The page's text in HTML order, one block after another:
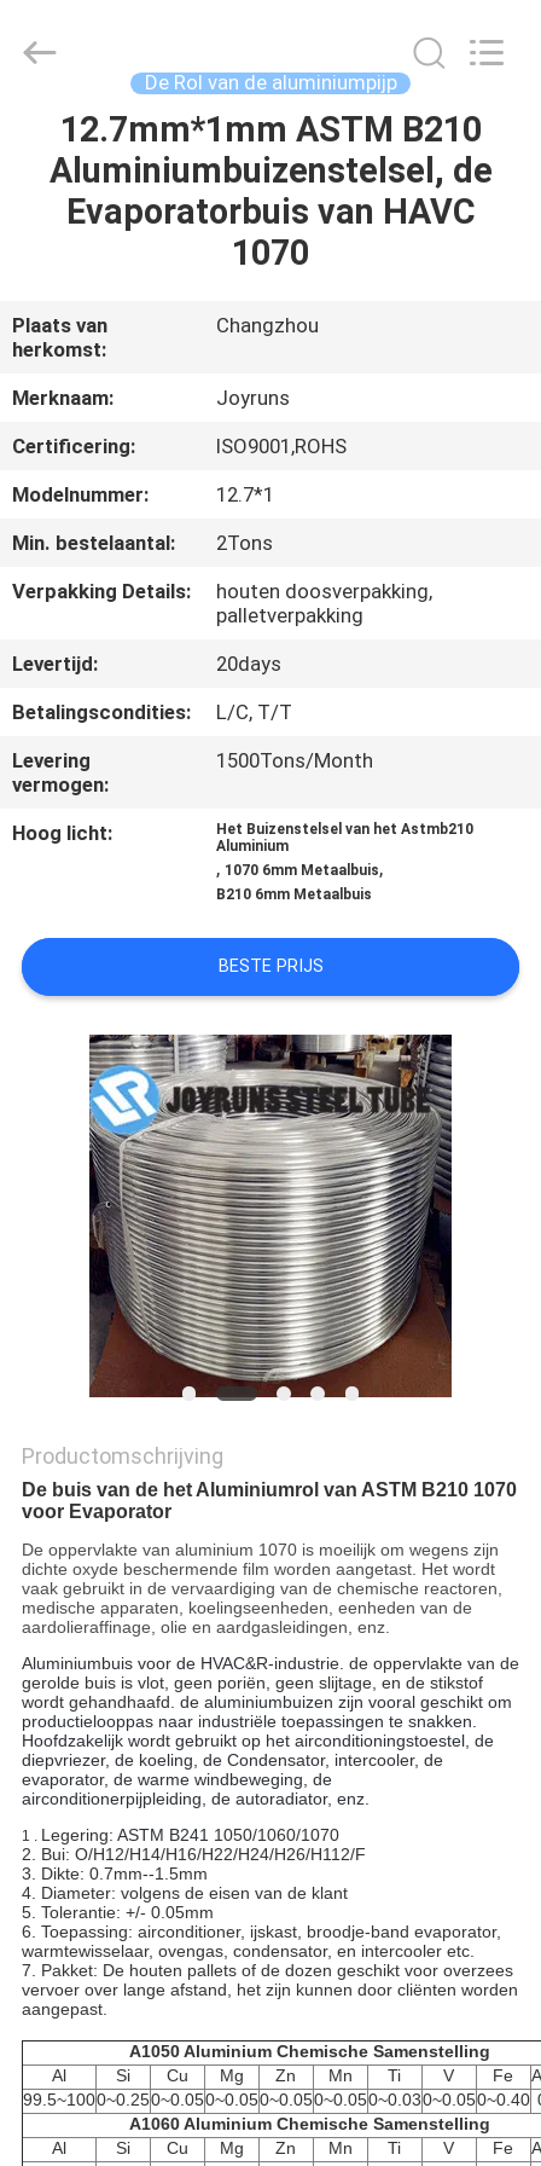
HUIS
PRODUCTEN
DE
V.S.
FABRIEKSREIS
CONTACTEER
VERZOEK
OM
EEN
CITAAT
PRIVACYBELEID
Joyruns
Steel
De Rol van de aluminiumpijp
12.7mm*1mm ASTM B210
Aluminiumbuizenstelsel, de
Evaporatorbuis van HAVC
1070
Plaats van
herkomst:
Changzhou
Merknaam:
Joyruns
Certificering:
ISO9001,ROHS
Modelnummer:
12.7*1
Min. bestelaantal:
2Tons
Verpakking Details:
houten doosverpakking,
palletverpakking
Levertijd:
20days
Betalingscondities:
L/C, T/T
Levering
vermogen:
1500Tons/Month
Hoog licht:
Het Buizenstelsel van het Astmb210
Aluminium
, 1070 6mm Metaalbuis,
B210 6mm Metaalbuis
BESTE PRIJS
Productomschrijving
De buis van de het Aluminiumrol van ASTM B210 1070
voor Evaporator
De oppervlakte van aluminium 1070 is moeilijk om wegens zijn
dichte oxyde beschermende film worden aangetast. Het wordt
vaak gebruikt in de vervaardiging van de chemische reactoren,
medische apparaten, koelingseenheden, eenheden van de
aardolieraffinage, olie en aardgasleidingen, enz.
Aluminiumbuis voor de HVAC&R-industrie. de oppervlakte van de
gerolde buis is vlot, geen poriën, geen slijtage, en de stikstof
wordt gehandhaafd. de aluminiumbuizen zijn vooral geschikt om
productielooppas naar industriële toepassingen te snakken.
Hoofdzakelijk wordt gebruikt op het airconditioningstoestel, de
diepvriezer, de koeling, de Condensator, intercooler, de
evaporator, de warme windbeweging, de
airconditionerpijpleiding, de autoradiator, enz.
1 . Legering: ASTM B241 1050/1060/1070
2. Bui: O/H12/H14/H16/H22/H24/H26/H112/F
3. Dikte: 0.7mm--1.5mm
4. Diameter: volgens de eisen van de klant
5. Tolerantie: +/- 0.05mm
6. Toepassing: airconditioner, ijskast, broodje-band evaporator,
warmtewisselaar, ovengas, condensator, en intercooler etc.
7. Pakket: De houten pallets of de dozen geschikt voor overzees
vervoer over lange afstand, het zijn kunnen door cliënten worden
aangepast.
A1050 Aluminium Chemische Samenstelling
Al
Si Cu Mg Zn Mn Ti V Fe
99.5~1000~0.250~0.050~0.050~0.050~0.050~0.030~0.050~0.40
A1060 Aluminium Chemische Samenstelling
Al
Si Cu Mg Zn Mn Ti V Fe